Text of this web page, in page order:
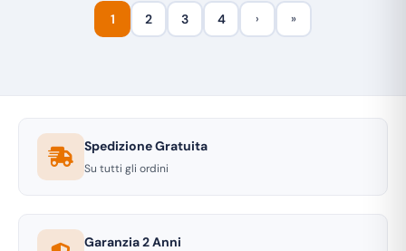
1 2 3 4 › »
Spedizione Gratuita
Su tutti gli ordini
Garanzia 2 Anni